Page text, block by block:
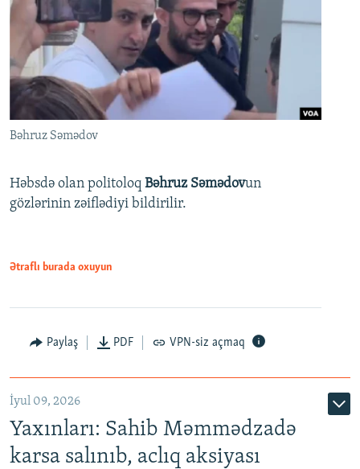
Bəhruz Səmədov
Həbsdə olan politoloq Bəhruz Səmədovun
gözlərinin zəiflədiyi bildirilir.
Ətraflı burada oxuyun
Paylaş PDF VPN-siz açmaq
İyul 09, 2026
Yaxınları: Sahib Məmmədzadə
karsa salınıb, aclıq aksiyası